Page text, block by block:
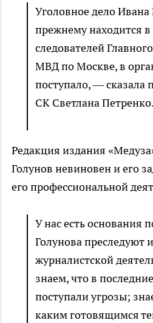
Уголовное дело Ивана
прежнему находится
следователей
МВД по Москве, в
поступало, — сказала
СК Светлана Петренко.
Редакция издания
Голунов невиновен и его
его профессиональной
У нас есть основания
Голунова преследуют
журналистской
знаем, что в
поступали угрозы;
каким готовящимся